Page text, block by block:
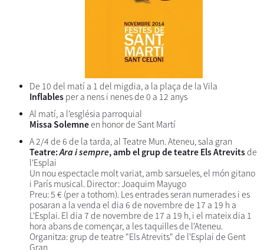
De 10 del matí a 1 del migdia, a la plaça de la Vila
Inflables per a nens i nenes de 0 a 12 anys
Al matí, a l'església parroquial
Missa Solemneen honor de Sant Martí
A 2/4 de 6 de la tarda, al Teatre Mun. Ateneu, sala gran
Teatre:Ara i sempre, amb el grup de teatre Els Atrevitsde
l'Esplai
Un nou espectacle molt variat, amb sarsueles, el món gitano
i París musical. Director: Joaquim Mayugo
Preu: 5 € (per a tothom). Les entrades seran numerades i es
posaran a la venda el dia 6 de novembre de 17 a 19 h a
L'Esplai. El dia 7 de novembre de 17 a 19 h, i el mateix dia 1
hora abans de començar, a les taquilles de l'Ateneu.
Organitza: grup de teatre "Els Atrevits" de l'Esplai de Gent
Gran